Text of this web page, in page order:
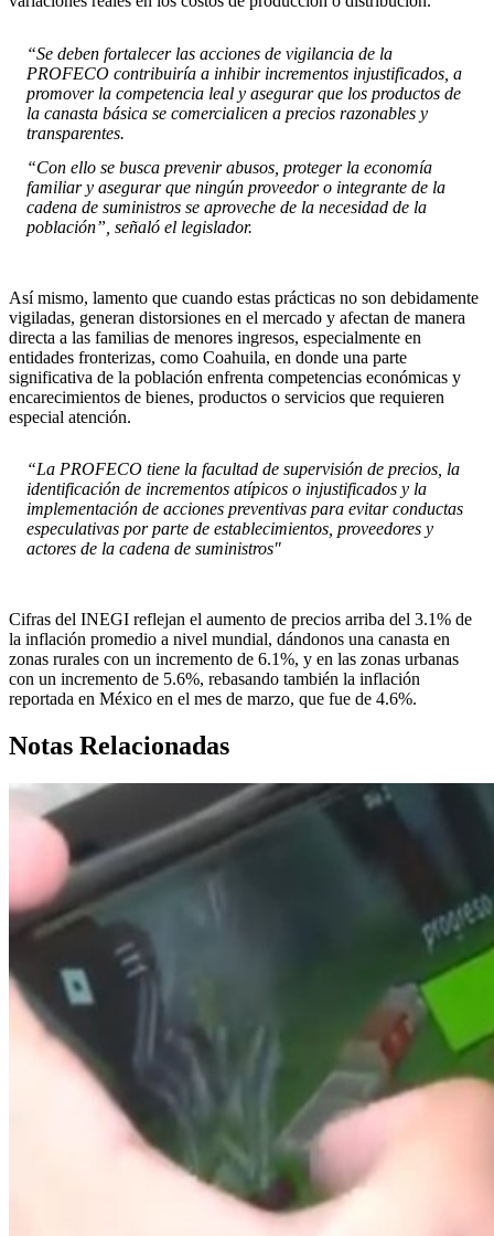
“Se deben fortalecer las acciones de vigilancia de la
PROFECO contribuiría a inhibir incrementos injustificados, a
promover la competencia leal y asegurar que los productos de
la canasta básica se comercialicen a precios razonables y
transparentes.
“Con ello se busca prevenir abusos, proteger la economía
familiar y asegurar que ningún proveedor o integrante de la
cadena de suministros se aproveche de la necesidad de la
población”, señaló el legislador.
Así mismo, lamento que cuando estas prácticas no son debidamente
vigiladas, generan distorsiones en el mercado y afectan de manera
directa a las familias de menores ingresos, especialmente en
entidades fronterizas, como Coahuila, en donde una parte
significativa de la población enfrenta competencias económicas y
encarecimientos de bienes, productos o servicios que requieren
especial atención.
“La PROFECO tiene la facultad de supervisión de precios, la
identificación de incrementos atípicos o injustificados y la
implementación de acciones preventivas para evitar conductas
especulativas por parte de establecimientos, proveedores y
actores de la cadena de suministros"
Cifras del INEGI reflejan el aumento de precios arriba del 3.1% de
la inflación promedio a nivel mundial, dándonos una canasta en
zonas rurales con un incremento de 6.1%, y en las zonas urbanas
con un incremento de 5.6%, rebasando también la inflación
reportada en México en el mes de marzo, que fue de 4.6%.
Notas Relacionadas